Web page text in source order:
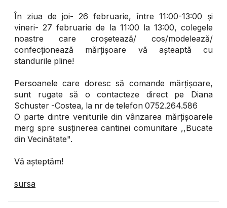
În ziua de joi- 26 februarie, între 11:00-13:00 și
vineri- 27 februarie de la 11:00 la 13:00, colegele
noastre care croșetează/ cos/modelează/
confecționează mărțișoare vă așteaptă cu
standurile pline!
Persoanele care doresc să comande mărțișoare,
sunt rugate să o contacteze direct pe Diana
Schuster -Costea, la nr de telefon 0752.264.586
O parte dintre veniturile din vânzarea mărțișoarele
merg spre susținerea cantinei comunitare ,,Bucate
din Vecinătate".
Vă așteptăm!
sursa